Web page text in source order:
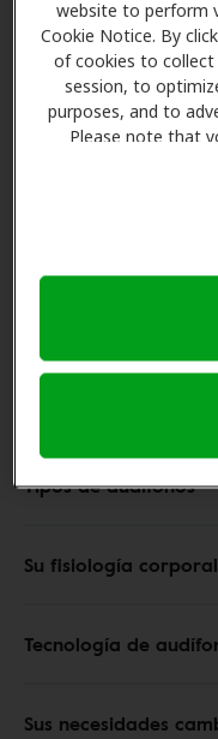
website to perform
Cookie Notice. By
of cookies to
session, to
purposes, and to
Please note that
Notice (link here
preference
y siete años. Sin
que dos personas
mismos audífonos y
diferentes de
utilicen y mantengan.
Existen varios
Limpieza y
Tipos de audífonos
Su fisiología corporal
Tecnología de
Sus necesidades